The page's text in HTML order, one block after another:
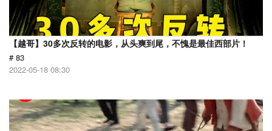
【越哥】30多次反转的电影，从头爽到尾，不愧是最佳西部片！
# 83
2022-05-18 08:30